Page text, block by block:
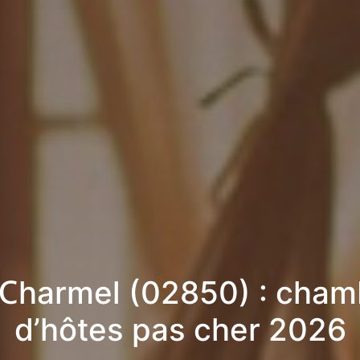
(02850) :
d’hôtes pas cher 2026